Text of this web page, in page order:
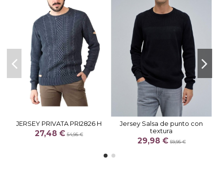
JERSEY PRIVATA PRI2826 H
27,48 €54,95 €
Jersey Salsa de punto con
textura
29,98 €59,95 €